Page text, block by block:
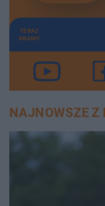
TERAZ
GRAMY
NAJNOWSZE Z